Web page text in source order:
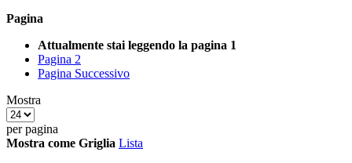
Pagina
Attualmente stai leggendo la pagina 1
Pagina 2
Pagina Successivo
Mostra
per pagina
Mostra come Griglia Lista